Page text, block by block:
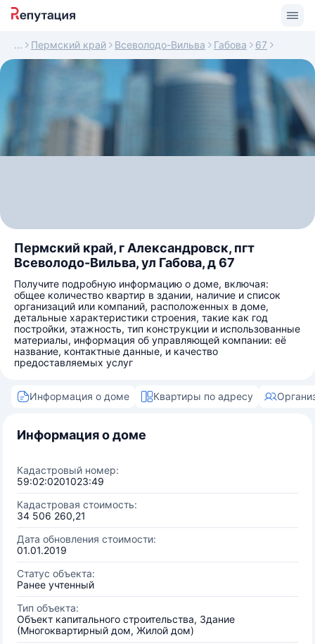
Пермский край Всеволодо-Вильва Габова 67
Пермский край, г Александровск, пгт
Всеволодо-Вильва, ул Габова, д 67
Получите подробную информацию о доме, включая:
общее количество квартир в здании, наличие и список
организаций или компаний, расположенных в доме,
детальные характеристики строения, такие как год
постройки, этажность, тип конструкции и использованные
материалы, информация об управляющей компании: её
название, контактные данные, и качество
предоставляемых услуг
Информация о доме Квартиры по адресу
Информация о доме
Кадастровый номер:
59:02:0201023:49
Кадастровая стоимость:
34 506 260,21
Дата обновления стоимости:
01.01.2019
Статус объекта:
Ранее учтенный
Тип объекта:
Объект капитального строительства, Здание
(Многоквартирный дом, Жилой дом)